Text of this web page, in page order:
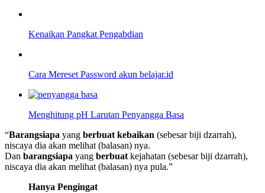
Kenaikan Pangkat Pengabdian
Cara Mereset Password akun belajar.id
Menghitung pH Larutan Penyangga Basa
“Barangsiapa yang berbuat kebaikan (sebesar biji dzarrah),
niscaya dia akan melihat (balasan) nya.
Dan barangsiapa yang berbuat kejahatan (sebesar biji dzarrah),
niscaya dia akan melihat (balasan) nya pula.”
Hanya Pengingat